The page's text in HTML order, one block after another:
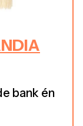
bank én